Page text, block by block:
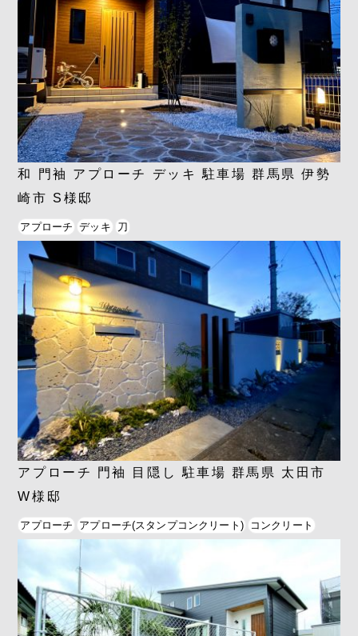
和 門袖 アプローチ デッキ 駐車場 群馬県 伊勢
崎市 S様邸
アプローチ デッキ 刀
アプローチ 門袖 目隠し 駐車場 群馬県 太田市
W様邸
アプローチ アプローチ(スタンプコンクリート) コンクリート